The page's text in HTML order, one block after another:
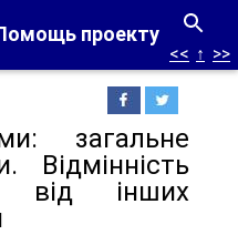
проекту
<< ↑ >>
загальне
Відмінність
від інших